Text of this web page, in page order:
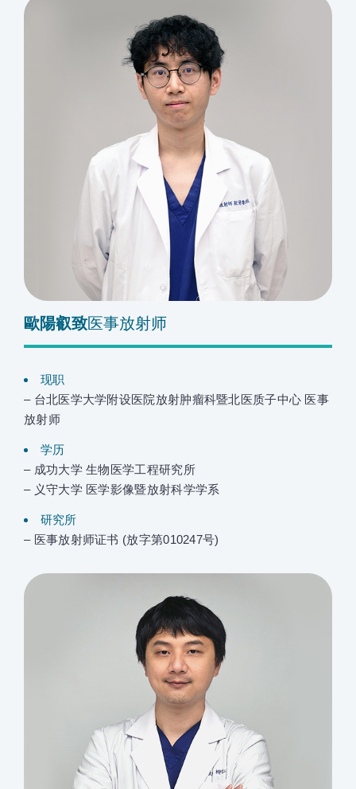
歐陽叡致医事放射师
现职
– 台北医学大学附设医院放射肿瘤科暨北医质子中心 医事
放射师
学历
– 成功大学 生物医学工程研究所
– 义守大学 医学影像暨放射科学学系
研究所
– 医事放射师证书 (放字第010247号)